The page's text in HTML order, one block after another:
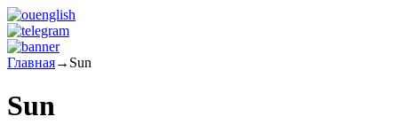
Главная→ Sun
Sun